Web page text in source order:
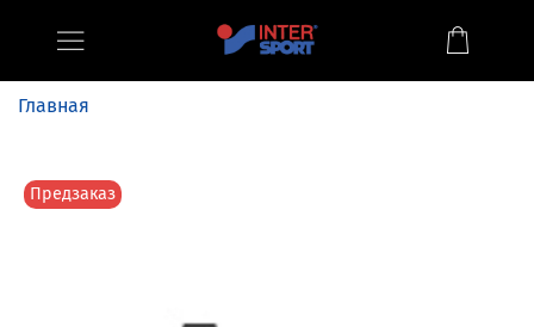
Главная
Предзаказ